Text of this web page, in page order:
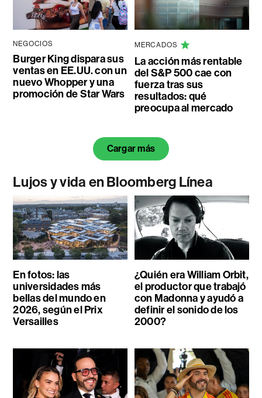
NEGOCIOS
Burger King dispara sus
ventas en EE.UU. con un
nuevo Whopper y una
promoción de Star Wars
MERCADOS
La acción más rentable
del S&P 500 cae con
fuerza tras sus
resultados: qué
preocupa al mercado
Cargar más
Lujos y vida en Bloomberg Línea
En fotos: las
universidades más
bellas del mundo en
2026, según el Prix
Versailles
¿Quién era William Orbit,
el productor que trabajó
con Madonna y ayudó a
definir el sonido de los
2000?